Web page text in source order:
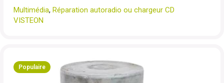
Multimédia, Réparation autoradio ou chargeur CD
VISTEON
Populaire